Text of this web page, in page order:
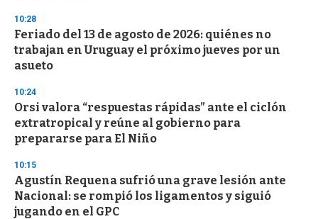
10:28
Feriado del 13 de agosto de 2026: quiénes no
trabajan en Uruguay el próximo jueves por un
asueto
10:24
Orsi valora “respuestas rápidas” ante el ciclón
extratropical y reúne al gobierno para
prepararse para El Niño
10:15
Agustín Requena sufrió una grave lesión ante
Nacional: se rompió los ligamentos y siguió
jugando en el GPC